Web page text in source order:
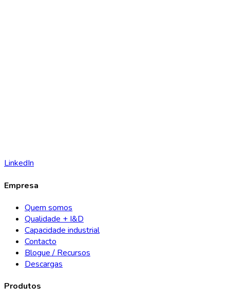
LinkedIn
Empresa
Quem somos
Qualidade + I&D
Capacidade industrial
Contacto
Blogue / Recursos
Descargas
Produtos